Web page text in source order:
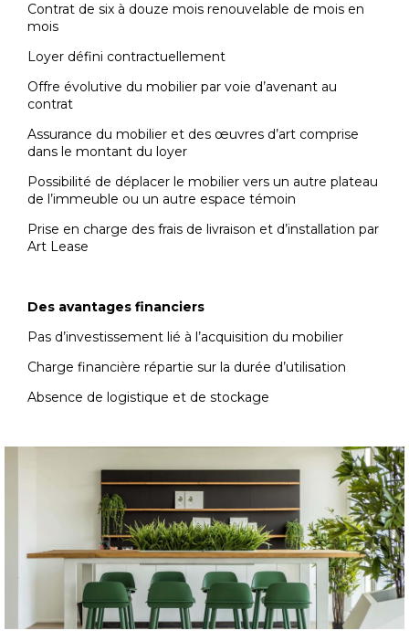
Contrat de six à douze mois renouvelable de mois en
mois
Loyer défini contractuellement
Offre évolutive du mobilier par voie d’avenant au
contrat
Assurance du mobilier et des œuvres d’art comprise
dans le montant du loyer
Possibilité de déplacer le mobilier vers un autre plateau
de l’immeuble ou un autre espace témoin
Prise en charge des frais de livraison et d’installation par
Art Lease
Des avantages financiers
Pas d’investissement lié à l’acquisition du mobilier
Charge financière répartie sur la durée d’utilisation
Absence de logistique et de stockage